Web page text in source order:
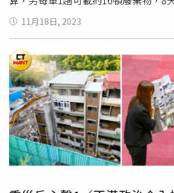
趟，該廠商載運、傾倒之內容物包括
土 塊等營建廢棄物，仁愛鄉約已被傾
數量相當龐大且驚人。南投縣政府仁
豐派出所於17日接獲110通報，指有
物、廢土進入災區非法傾倒，經聯合
稽查，當場查獲正在卸載廢棄物的郭
主及邱姓包商，並傳喚3人到案、查扣
悉，羅姓地主說明，自己是委託邱姓
被查獲之劉姓司機則表示，自己受雇
築廢棄物載運至此；但邱姓包商公司
填土方竟是使用營建廢棄物。經偵訊
法》第9條、第41條第1項及46條將3
11月18日, 2023